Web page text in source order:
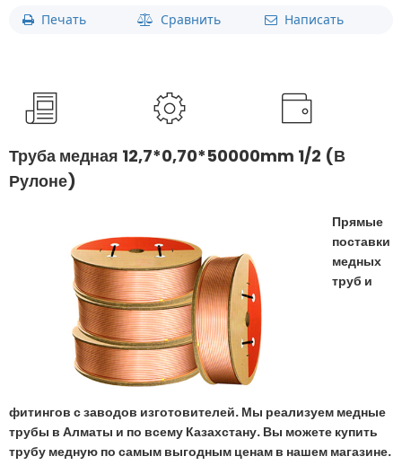
Печать Сравнить Написать
Труба медная 12,7*0,70*50000mm 1/2 (В
Рулоне)
Прямые
поставки
медных
труб и
фитингов с заводов изготовителей. Мы реализуем медные
трубы в Алматы и по всему Казахстану. Вы можете купить
трубу медную по самым выгодным ценам в нашем магазине.